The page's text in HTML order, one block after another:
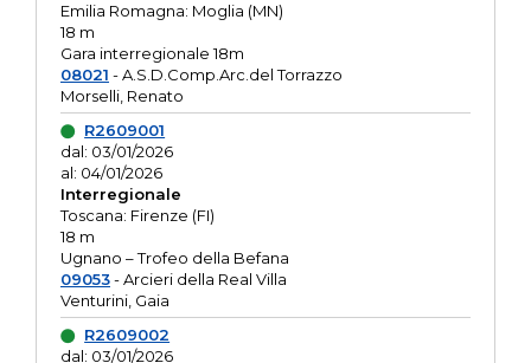
Emilia Romagna: Moglia (MN)
18 m
Gara interregionale 18m
08021 - A.S.D.Comp.Arc.del Torrazzo
Morselli, Renato
R2609001
dal: 03/01/2026
al: 04/01/2026
Interregionale
Toscana: Firenze (FI)
18 m
Ugnano – Trofeo della Befana
09053- Arcieri della Real Villa
Venturini, Gaia
R2609002
dal: 03/01/2026